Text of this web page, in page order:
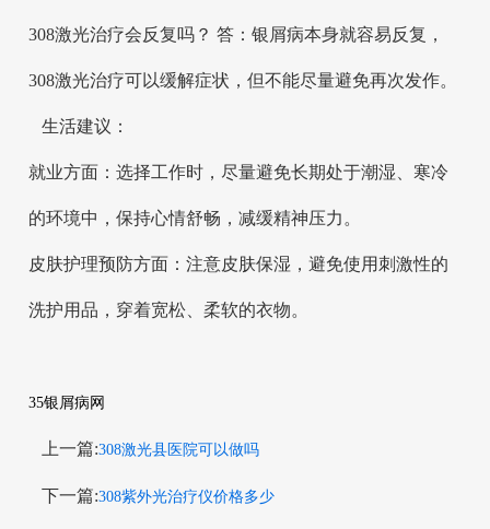
308激光治疗会反复吗？ 答：银屑病本身就容易反复，
308激光治疗可以缓解症状，但不能尽量避免再次发作。
生活建议：
就业方面：选择工作时，尽量避免长期处于潮湿、寒冷
的环境中，保持心情舒畅，减缓精神压力。
皮肤护理预防方面：注意皮肤保湿，避免使用刺激性的
洗护用品，穿着宽松、柔软的衣物。
35银屑病网
上一篇:308激光县医院可以做吗
下一篇:308紫外光治疗仪价格多少